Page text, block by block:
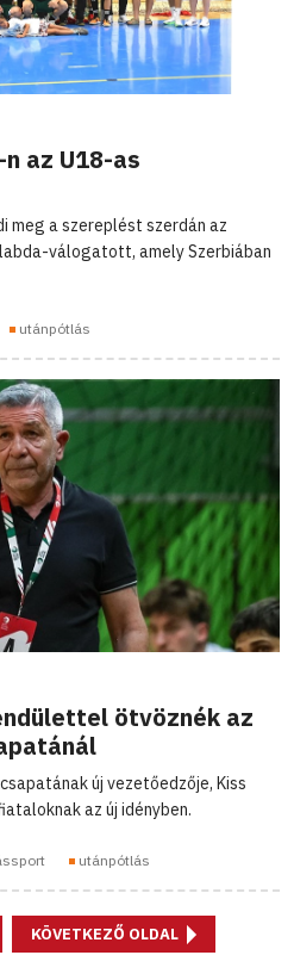
az U18-as
meg a szereplést szerdán az
válogatott, amely Szerbiában
utánpótlás
ötvöznék az
új vezetőedzője, Kiss
az új idényben.
utánpótlás
KÖVETKEZŐ OLDAL